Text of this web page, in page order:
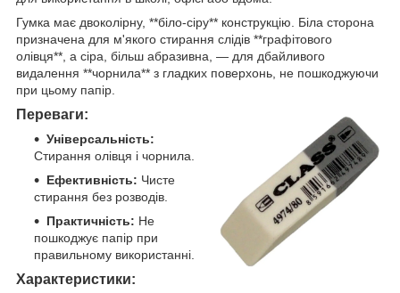
Гумка має двоколірну, **біло-сіру** конструкцію. Біла сторона
призначена для м'якого стирання слідів **графітового
олівця**, а сіра, більш абразивна, — для дбайливого
видалення **чорнила** з гладких поверхонь, не пошкоджуючи
при цьому папір.
Переваги:
Універсальність:
Стирання олівця і чорнила.
Ефективність: Чисте
стирання без розводів.
Практичність: Не
пошкоджує папір при
правильному використанні.
Характеристики: